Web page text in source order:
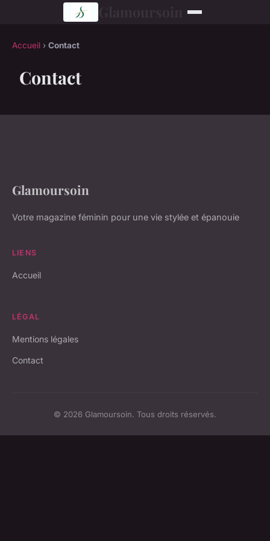
Accueil › Contact
Contact
Glamoursoin
Votre magazine féminin pour une vie stylée et épanouie
LIENS
Accueil
LÉGAL
Mentions légales
Contact
© 2026 Glamoursoin. Tous droits réservés.